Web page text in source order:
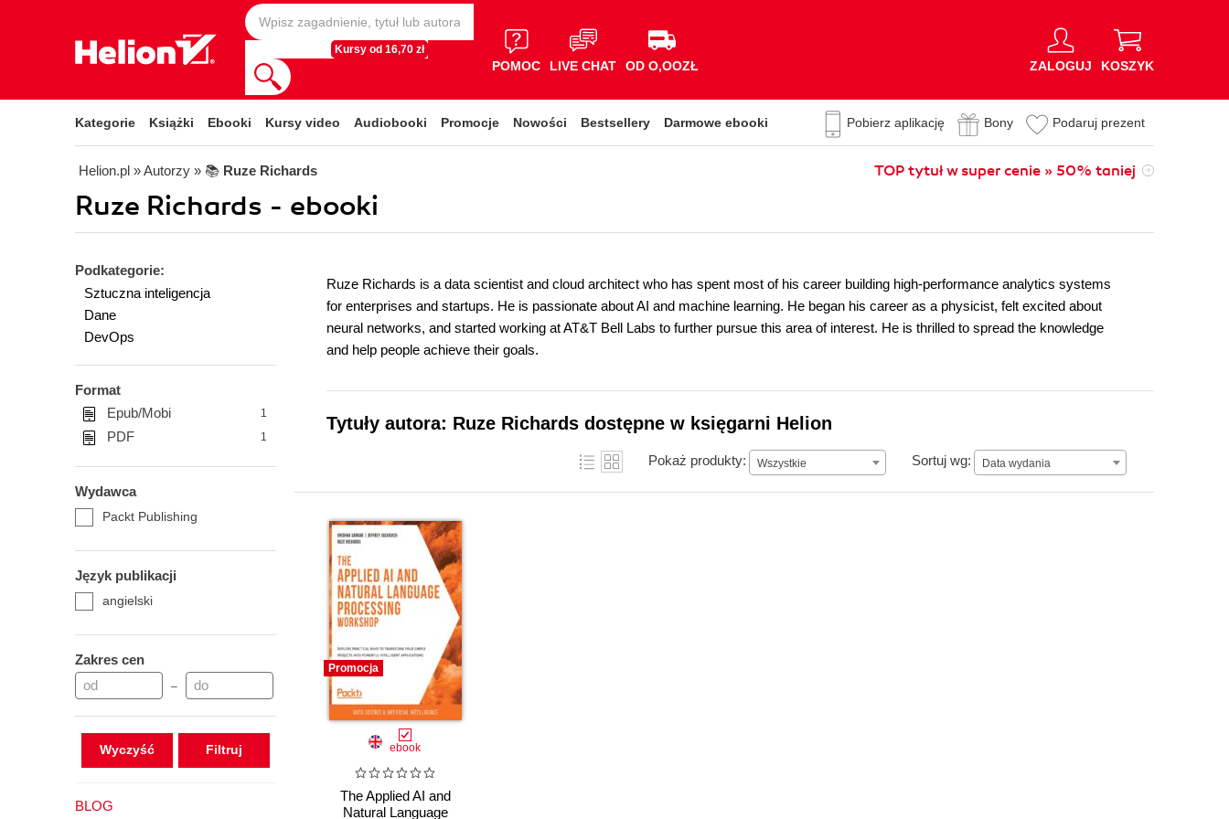
Kursy od 16,70 zł
POMOC LIVE CHAT OD O,OOZŁ ZALOGUJ KOSZYK
Kategorie Książki Ebooki Kursy video Audiobooki Promocje Nowości Bestsellery Darmowe ebooki Pobierz aplikację Bony Podaruj prezent
Helion.pl » Autorzy » 📚 Ruze Richards TOP tytuł w super cenie » 50% taniej
Ruze Richards - ebooki
Podkategorie:
Sztuczna inteligencja
Dane
DevOps
Format
Epub/Mobi
1
PDF 1
Wydawca
Packt Publishing
Język publikacji
angielski
Zakres cen
–
Wyczyść
BLOG
Ruze Richards is a data scientist and cloud architect who has spent most of his career building high-performance analytics systems
for enterprises and startups. He is passionate about AI and machine learning. He began his career as a physicist, felt excited about
neural networks, and started working at AT&T Bell Labs to further pursue this area of interest. He is thrilled to spread the knowledge
and help people achieve their goals.
Tytuły autora: Ruze Richards dostępne w księgarni Helion
Pokaż produkty: Wszystkie Sortuj wg: Data wydania
Data wydania
Promocja
ebook
The Applied AI and
Natural Language